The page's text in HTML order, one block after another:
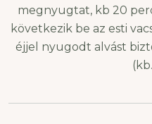
megnyugtat, kb 20
következik be az esti
éjjel nyugodt alvást